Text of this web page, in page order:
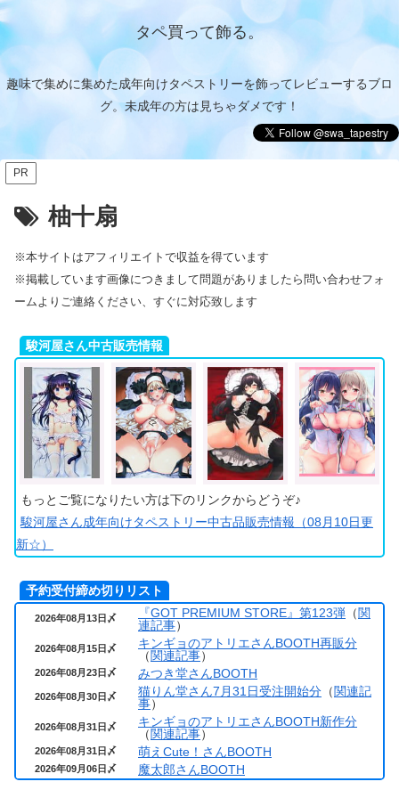
タペ買って飾る。
趣味で集めに集めた成年向けタペストリーを飾ってレビューするブロ
グ。未成年の方は見ちゃダメです！
PR
柚十扇
※本サイトはアフィリエイトで収益を得ています
※掲載しています画像につきまして問題がありましたら問い合わせフォ
ームよりご連絡ください、すぐに対応致します
駿河屋さん中古販売情報
もっとご覧になりたい方は下のリンクからどうぞ♪
駿河屋さん成年向けタペストリー中古品販売情報（08月10日更
新☆）
予約受付締め切りリスト
2026年08月13日〆 『GOT PREMIUM STORE』第123弾 （関
連記事）
2026年08月15日〆
キンギョのアトリエさんBOOTH再販分
（関連記事）
2026年08月23日〆 みつき堂さんBOOTH
2026年08月30日〆 猫りん堂さん7月31日受注開始分 （関連記
事）
2026年08月31日〆
キンギョのアトリエさんBOOTH新作分
（関連記事）
2026年08月31日〆 萌えCute！さんBOOTH
2026年09月06日〆 魔太郎さんBOOTH